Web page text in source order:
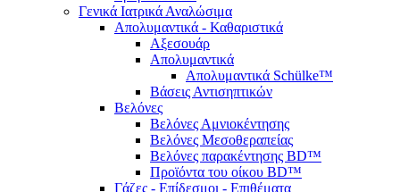
Γενικά Ιατρικά Αναλώσιμα
Απολυμαντικά - Καθαριστικά
Αξεσουάρ
Απολυμαντικά
Απολυμαντικά Schülke™
Βάσεις Αντισηπτικών
Βελόνες
Βελόνες Αμνιοκέντησης
Βελόνες Μεσοθεραπείας
Βελόνες παρακέντησης BD™
Προϊόντα του οίκου BD™
Γάζες - Επίδεσμοι - Επιθέματα